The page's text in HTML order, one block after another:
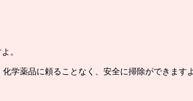
。
学薬品に頼ることなく、安全に掃除ができますよ